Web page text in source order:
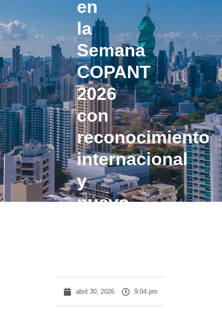
en
la
Semana
COPANT
2026
con
reconocimiento
internacional
y
nuevo
abril 30, 2026 9:04 pm